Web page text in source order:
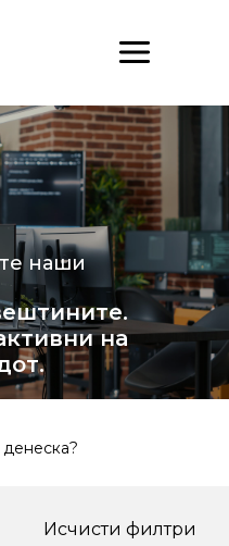
наши
на
Исчисти филтри